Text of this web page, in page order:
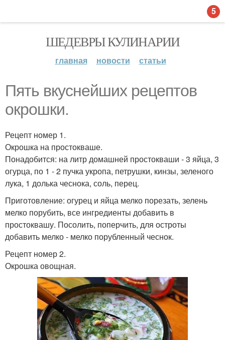
ШЕДЕВРЫ КУЛИНАРИИ
главная новости статьи
Пять вкуснейших рецептов
окрошки.
Рецепт номер 1.
Окрошка на простокваше.
Понадобится: на литр домашней простокваши - 3 яйца, 3
огурца, по 1 - 2 пучка укропа, петрушки, кинзы, зеленого
лука, 1 долька чеснока, соль, перец.
Приготовление: огурец и яйца мелко порезать, зелень
мелко порубить, все ингредиенты добавить в
простоквашу. Посолить, поперчить, для остроты
добавить мелко - мелко порубленный чеснок.
Рецепт номер 2.
Окрошка овощная.
5